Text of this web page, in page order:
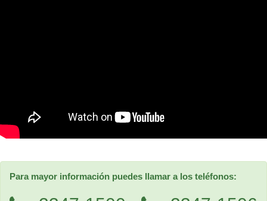
Para mayor información puedes llamar a los teléfonos: